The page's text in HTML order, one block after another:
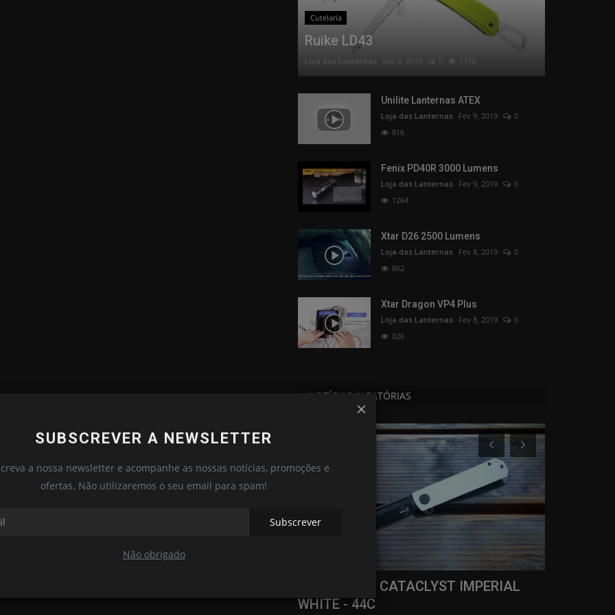
SUBSCREVER A NEWSLETTER
a nossa newsletter e acompanhe as nossas notícias, promoções e
ofertas. Não utilizaremos o seu email para spam!
Subscrever
Não obrigado
Cutelaria
Ruike LD43
Loja das Lanternas Mai 8, 2019 0 1118
Unilite Lanternas ATEX
Loja das Lanternas Fev 9, 2019
0
816
Fenix PD40R 3000 Lumens
Loja das Lanternas Fev 9, 2019
0
1264
Xtar D26 2500 Lumens
Loja das Lanternas Fev 8, 2019
0
862
Xtar Dragon VP4 Plus
Loja das Lanternas Fev 8, 2019
0
826
NOTÍCIAS ALEATÓRIAS
Lanternas
BÖKER PLUS CATACLYST IMPERIAL
WHITE - 44C